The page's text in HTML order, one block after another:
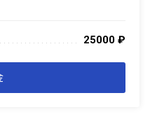
25000 ₽
. . . . . . . . . . . . . . . . . . . . . . . . . . . .